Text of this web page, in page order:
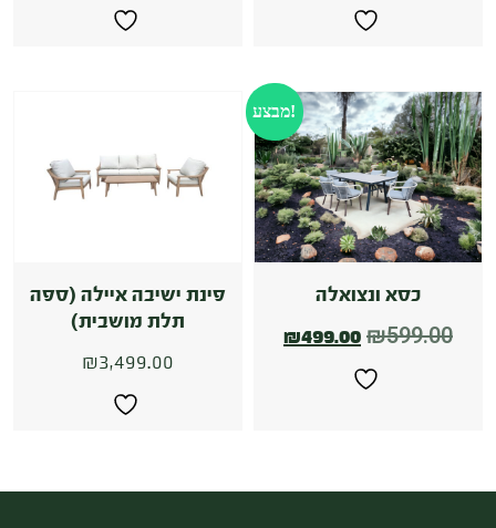
מבצע!
כסא ונצואלה
₪599.00
₪499.00
פינת ישיבה איילה (ספה
תלת מושבית)
₪3,499.00